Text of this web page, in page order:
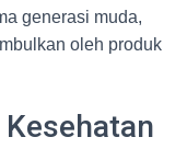
generasi muda,
oleh produk